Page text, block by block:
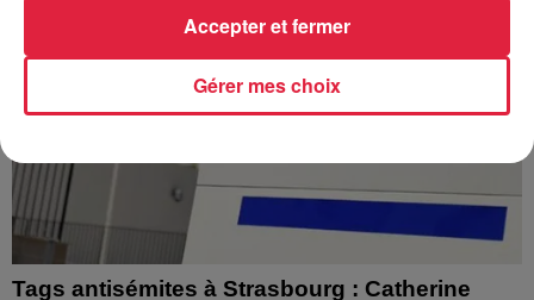
Tags antisémites à Strasbourg : Catherine
Gérer mes choix
Accepter et fermer